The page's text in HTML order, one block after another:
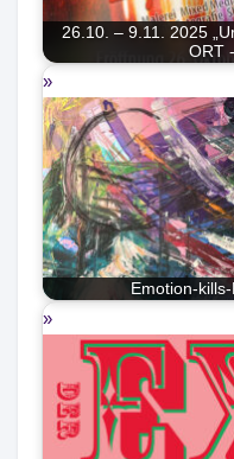
26.10. – 9.11. 2025
ORT
Emotion-